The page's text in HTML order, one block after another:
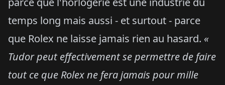
temps long mais aussi - et surtout - parce
que Rolex ne laisse jamais rien au hasard. «
Tudor peut effectivement se permettre de faire
tout ce que Rolex ne fera jamais pour mille